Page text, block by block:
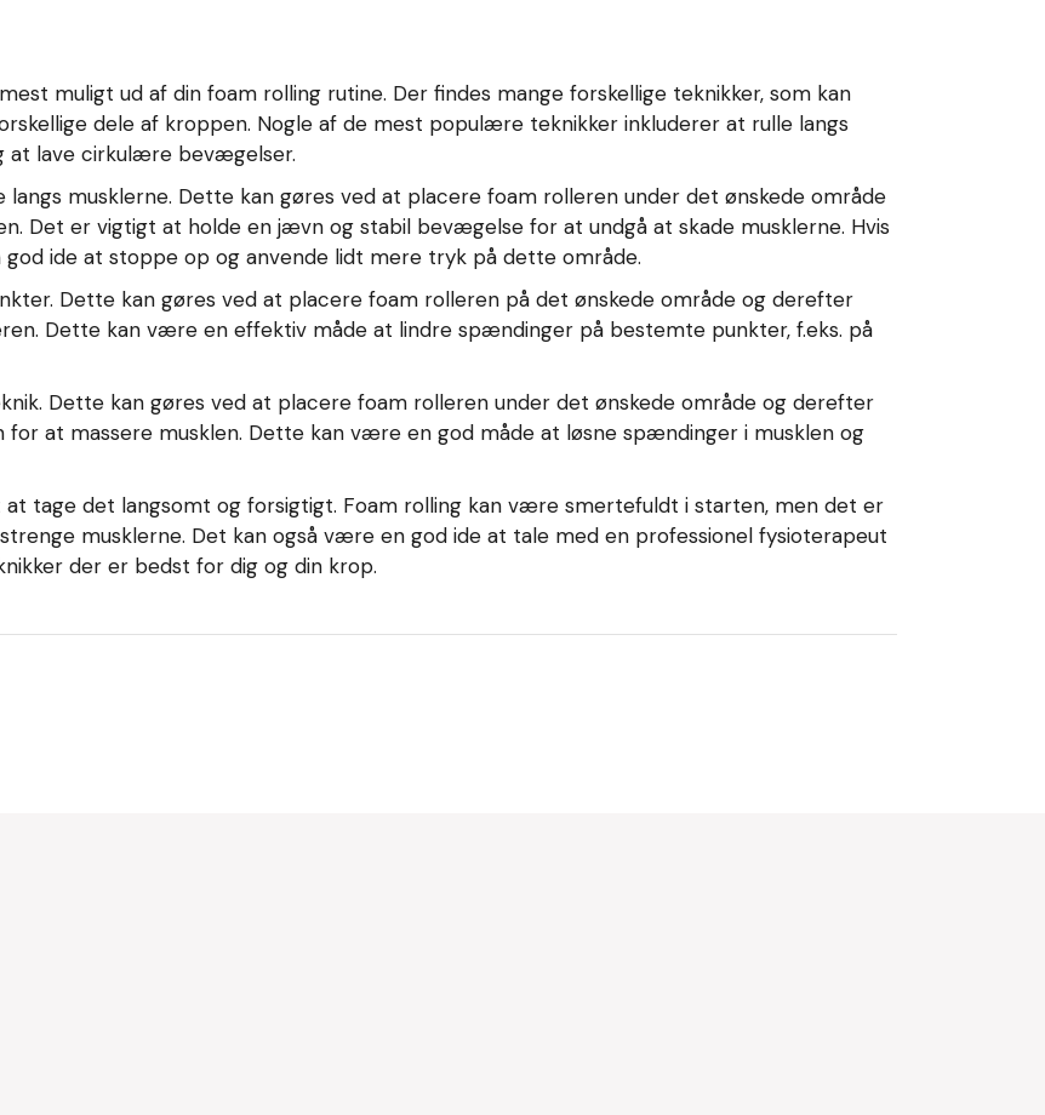
muligt ud af din foam rolling rutine. Der findes mange forskellige teknikker, som kan
dele af kroppen. Nogle af de mest populære teknikker inkluderer at rulle langs
at lave cirkulære bevægelser.
musklerne. Dette kan gøres ved at placere foam rolleren under det ønskede område
Det er vigtigt at holde en jævn og stabil bevægelse for at undgå at skade musklerne. Hvis
ide at stoppe op og anvende lidt mere tryk på dette område.
Dette kan gøres ved at placere foam rolleren på det ønskede område og derefter
Dette kan være en effektiv måde at lindre spændinger på bestemte punkter, f.eks. på
Dette kan gøres ved at placere foam rolleren under det ønskede område og derefter
at massere musklen. Dette kan være en god måde at løsne spændinger i musklen og
tage det langsomt og forsigtigt. Foam rolling kan være smertefuldt i starten, men det er
musklerne. Det kan også være en god ide at tale med en professionel fysioterapeut
der er bedst for dig og din krop.